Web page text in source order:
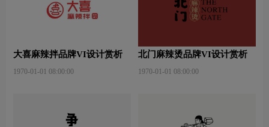
大喜麻辣拌品牌VI设计赏析
1970-01-01 08:00:00
北门麻辣烫品牌VI设计赏析
1970-01-01 08:00:00